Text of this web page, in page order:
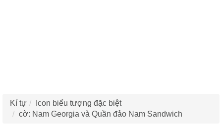
Kí tự
Icon biểu tượng đặc biệt
cờ: Nam Georgia và Quần đảo Nam Sandwich